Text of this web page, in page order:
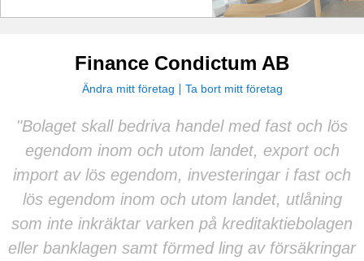
Finance Condictum AB
Ändra mitt företag Ta bort mitt företag
"Bolaget skall bedriva handel med fast och lös
egendom inom och utom landet, export och
import av lös egendom, investeringar i fast och
lös egendom inom och utom landet, utlåning
som inte inkräktar varken på kreditaktiebolagen
eller banklagen samt förmed ling av försäkringar